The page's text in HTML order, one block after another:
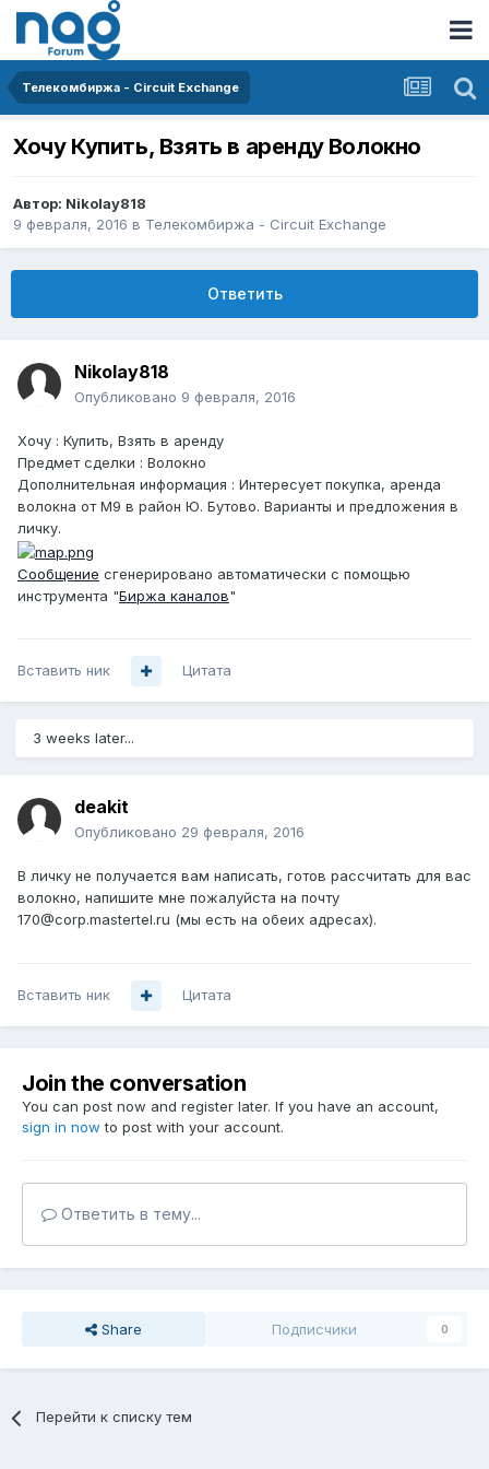
Телекомбиржа - Circuit Exchange
Хочу Купить, Взять в аренду Волокно
Автор: Nikolay818
9 февраля, 2016 в Телекомбиржа - Circuit Exchange
Ответить
Nikolay818
Опубликовано 9 февраля, 2016
Хочу : Купить, Взять в аренду
Предмет сделки : Волокно
Дополнительная информация : Интересует покупка, аренда
волокна от М9 в район Ю. Бутово. Варианты и предложения в
личку.
Сообщение сгенерировано автоматически с помощью
инструмента "Биржа каналов"
Вставить ник Цитата
3 weeks later...
deakit
Опубликовано 29 февраля, 2016
В личку не получается вам написать, готов рассчитать для вас
волокно, напишите мне пожалуйста на почту
170@corp.mastertel.ru (мы есть на обеих адресах).
Вставить ник Цитата
Join the conversation
You can post now and register later. If you have an account,
sign in now to post with your account.
Ответить в тему...
Share Подписчики 0
Перейти к списку тем